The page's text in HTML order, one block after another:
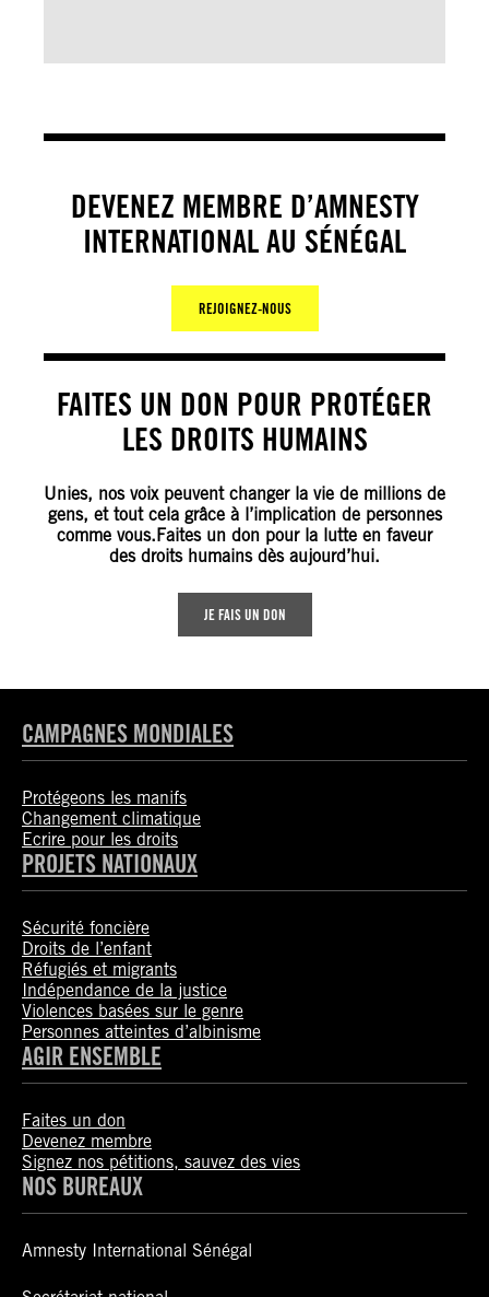
DEVENEZ MEMBRE D’AMNESTY
INTERNATIONAL AU SÉNÉGAL
REJOIGNEZ-NOUS
FAITES UN DON POUR PROTÉGER
LES DROITS HUMAINS
Unies, nos voix peuvent changer la vie de millions de
gens, et tout cela grâce à l’implication de personnes
comme vous.Faites un don pour la lutte en faveur
des droits humains dès aujourd’hui.
JE FAIS UN DON
CAMPAGNES MONDIALES
Protégeons les manifs
Changement climatique
Ecrire pour les droits
PROJETS NATIONAUX
Sécurité foncière
Droits de l’enfant
Réfugiés et migrants
Indépendance de la justice
Violences basées sur le genre
Personnes atteintes d’albinisme
AGIR ENSEMBLE
Faites un don
Devenez membre
Signez nos pétitions, sauvez des vies
NOS BUREAUX
Amnesty International Sénégal